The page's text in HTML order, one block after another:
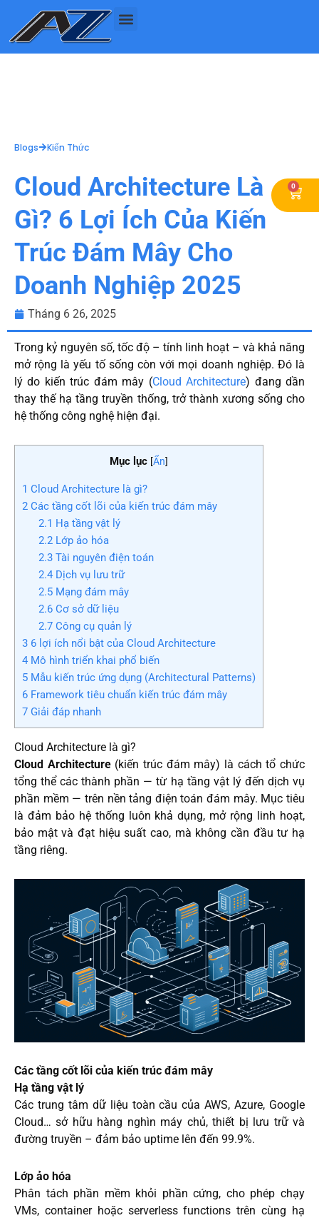
nội
Blogs Kiến Thức
Cloud Architecture Là
Gì? 6 Lợi Ích Của Kiến
Trúc Đám Mây Cho
Doanh Nghiệp 2025
Tháng 6 26, 2025
Trong kỷ nguyên số, tốc độ – tính linh hoạt – và khả năng
mở rộng là yếu tố sống còn với mọi doanh nghiệp. Đó là
lý do kiến trúc đám mây (Cloud Architecture) đang dần
thay thế hạ tầng truyền thống, trở thành xương sống cho
hệ thống công nghệ hiện đại.
Mục lục [Ẩn]
1 Cloud Architecture là gì?
2 Các tầng cốt lõi của kiến trúc đám mây
2.1 Hạ tầng vật lý
2.2Lớp ảo hóa
2.3Tài nguyên điện toán
2.4Dịch vụ lưu trữ
2.5Mạng đám mây
2.6Cơ sở dữ liệu
2.7Công cụ quản lý
3 6 lợi ích nổi bật của Cloud Architecture
4 Mô hình triển khai phổ biến
5 Mẫu kiến trúc ứng dụng (Architectural Patterns)
6 Framework tiêu chuẩn kiến trúc đám mây
7 Giải đáp nhanh
Cloud Architecture là gì?
Cloud Architecture(kiến trúc đám mây) là cách tổ chức
tổng thể các thành phần — từ hạ tầng vật lý đến dịch vụ
phần mềm — trên nền tảng điện toán đám mây. Mục tiêu
là đảm bảo hệ thống luôn khả dụng, mở rộng linh hoạt,
bảo mật và đạt hiệu suất cao, mà không cần đầu tư hạ
tầng riêng.
Các tầng cốt lõi của kiến trúc đám mây
Hạ tầng vật lý
Các trung tâm dữ liệu toàn cầu của AWS, Azure, Google
Cloud… sở hữu hàng nghìn máy chủ, thiết bị lưu trữ và
đường truyền – đảm bảo uptime lên đến 99.9%.
Lớp ảo hóa
Phân tách phần mềm khỏi phần cứng, cho phép chạy
VMs, container hoặc serverless functions trên cùng hạ
0
Cart